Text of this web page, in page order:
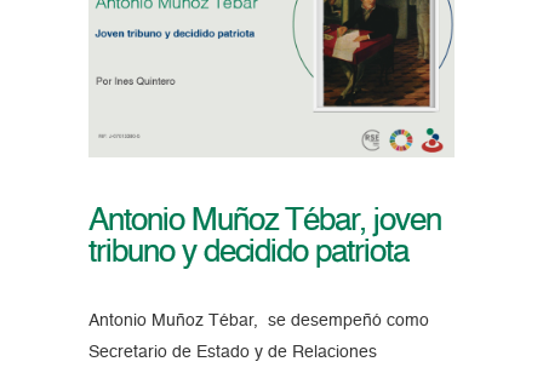
Antonio Muñoz Tébar, joven
tribuno y decidido patriota
Antonio Muñoz Tébar, se desempeñó como
Secretario de Estado y de Relaciones